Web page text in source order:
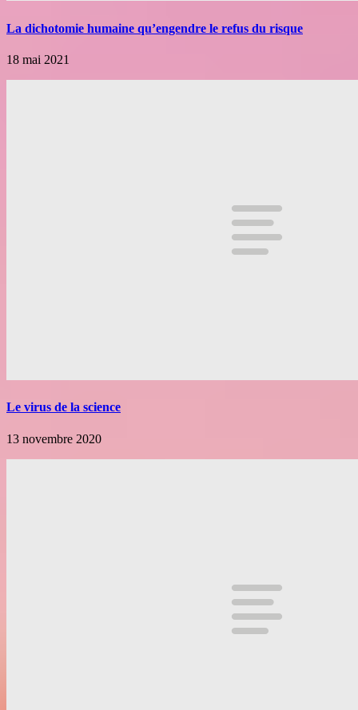
La dichotomie humaine qu’engendre le refus du risque
18 mai 2021
Le virus de la science
13 novembre 2020